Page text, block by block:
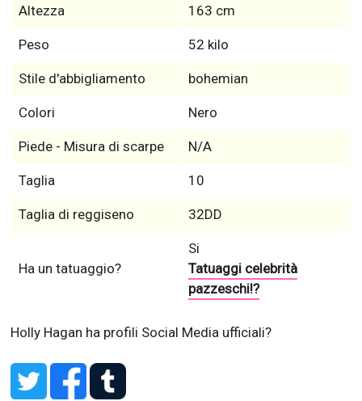
Altezza 163 cm
Peso 52 kilo
Stile d'abbigliamento bohemian
Colori Nero
Piede - Misura di scarpe N/A
Taglia 10
Taglia di reggiseno 32DD
Ha un tatuaggio?
Si
Tatuaggi celebrità
pazzeschi!?
Holly Hagan ha profili Social Media ufficiali?